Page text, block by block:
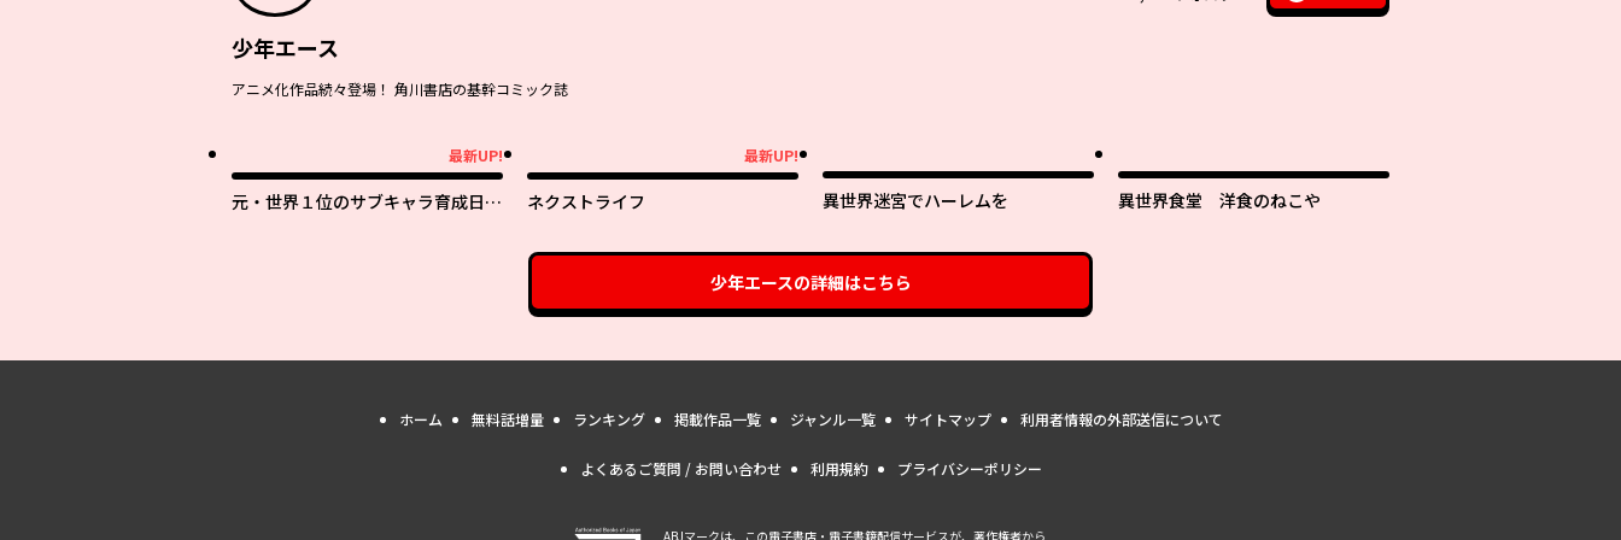
少年エース
アニメ化作品続々登場！ 角川書店の基幹コミック誌
最新UP!
元・世界１位のサブキャラ育成日記
最新UP!
ネクストライフ 異世界迷宮でハーレムを 異世界食堂 洋食のねこや
少年エースの詳細はこちら
ホーム 無料話増量 ランキング 掲載作品一覧 ジャンル一覧 サイトマップ 利用者情報の外部送信について
よくあるご質問 / お問い合わせ 利用規約 プライバシーポリシー
ABJマークは、この電子書店・電子書籍配信サービスが、著作権者から